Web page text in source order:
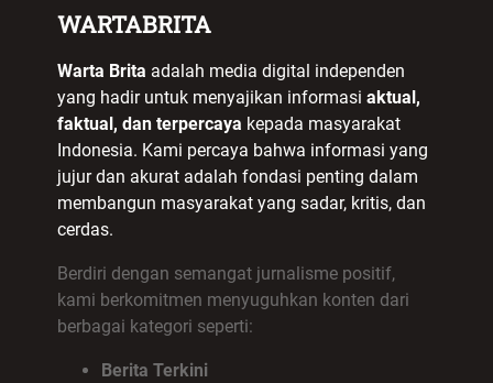
WARTABRITA
Warta Brita adalah media digital independen
yang hadir untuk menyajikan informasi aktual,
faktual, dan terpercaya kepada masyarakat
Indonesia. Kami percaya bahwa informasi yang
jujur dan akurat adalah fondasi penting dalam
membangun masyarakat yang sadar, kritis, dan
cerdas.
Berdiri dengan semangat jurnalisme positif,
kami berkomitmen menyuguhkan konten dari
berbagai kategori seperti:
Berita Terkini